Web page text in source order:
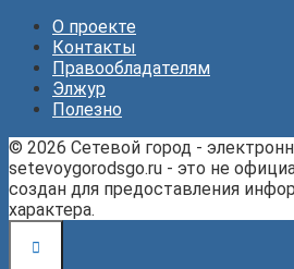
О проекте
Контакты
Правообладателям
Элжур
Полезно
© 2026 Сетевой город -
setevoygorodsgo.ru - это не
создан для предоставления
характера.